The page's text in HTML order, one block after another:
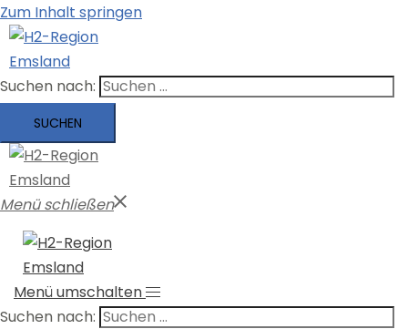
Zum Inhalt springen
Suchen nach:
Menü schließen
Menü umschalten
Suchen nach: